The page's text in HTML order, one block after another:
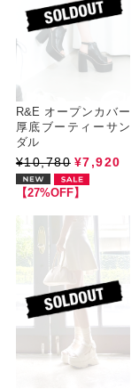
R&E オープンカバー
厚底ブーティーサン
ダル
¥10,780 ¥7,920
【27%OFF】